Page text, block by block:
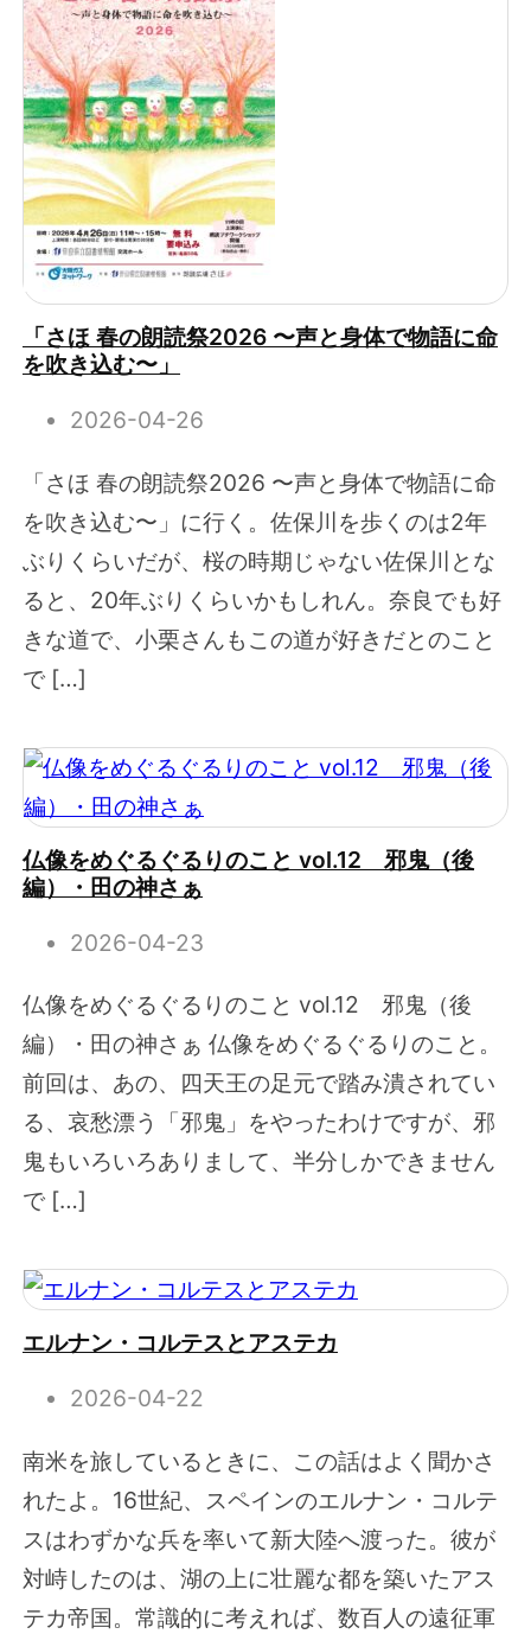
「さほ 春の朗読祭2026 〜声と身体で物語に命
を吹き込む〜」
2026-04-26
「さほ 春の朗読祭2026 〜声と身体で物語に命
を吹き込む〜」に行く。佐保川を歩くのは2年
ぶりくらいだが、桜の時期じゃない佐保川とな
ると、20年ぶりくらいかもしれん。奈良でも好
きな道で、小栗さんもこの道が好きだとのこと
で […]
仏像をめぐるぐるりのこと vol.12 邪鬼（後
編）・田の神さぁ
2026-04-23
仏像をめぐるぐるりのこと vol.12 邪鬼（後
編）・田の神さぁ 仏像をめぐるぐるりのこと。
前回は、あの、四天王の足元で踏み潰されてい
る、哀愁漂う「邪鬼」をやったわけですが、邪
鬼もいろいろありまして、半分しかできません
で […]
エルナン・コルテスとアステカ
2026-04-22
南米を旅しているときに、この話はよく聞かさ
れたよ。16世紀、スペインのエルナン・コルテ
スはわずかな兵を率いて新大陸へ渡った。彼が
対峙したのは、湖の上に壮麗な都を築いたアス
テカ帝国。常識的に考えれば、数百人の遠征軍